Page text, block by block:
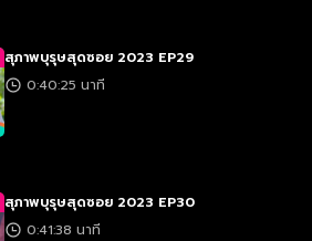
สุภาพบุรุษสุดซอย 2023 EP29
0:40:25 นาที
สุภาพบุรุษสุดซอย 2023 EP30
0:41:38 นาที